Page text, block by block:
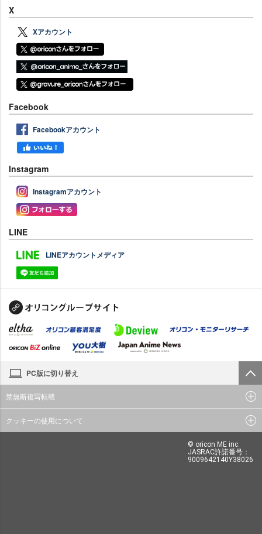
X
Xアカウント
Facebook
Facebookアカウント
Instagram
Instagramアカウント
LINE
LINEアカウントメディア
PC版に切り替え
禁無断複写転載
クッキーの使用について
© oricon ME inc.
JASRAC許諾番号：
9009642140Y38026